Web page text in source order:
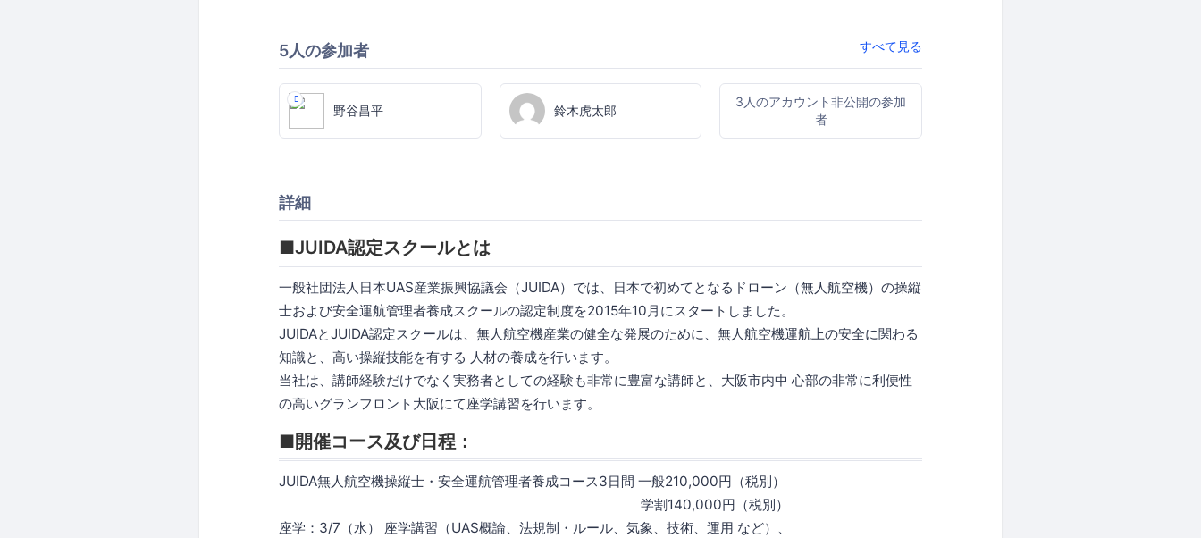
5人の参加者 すべて見る
野谷昌平 鈴木虎太郎
3人のアカウント非公開の参加
者
詳細
■JUIDA認定スクールとは
一般社団法人日本UAS産業振興協議会（JUIDA）では、日本で初めてとなるドローン（無人航空機）の操縦
士および安全運航管理者養成スクールの認定制度を2015年10月にスタートしました。
JUIDAとJUIDA認定スクールは、無人航空機産業の健全な発展のために、無人航空機運航上の安全に関わる
知識と、高い操縦技能を有する 人材の養成を行います。
当社は、講師経験だけでなく実務者としての経験も非常に豊富な講師と、大阪市内中 心部の非常に利便性
の高いグランフロント大阪にて座学講習を行います。
■開催コース及び日程：
JUIDA無人航空機操縦士・安全運航管理者養成コース3日間 一般210,000円（税別）
学割140,000円（税別）
座学：3/7（水） 座学講習（UAS概論、法規制・ルール、気象、技術、運用 など）、